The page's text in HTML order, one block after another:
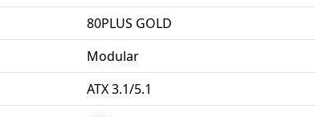
80PLUS GOLD
Modular
ATX 3.1/5.1